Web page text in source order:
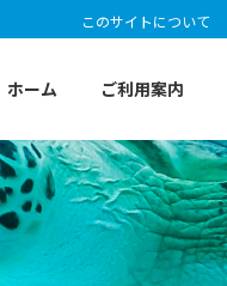
このサイトについて
ホーム ご利用案内